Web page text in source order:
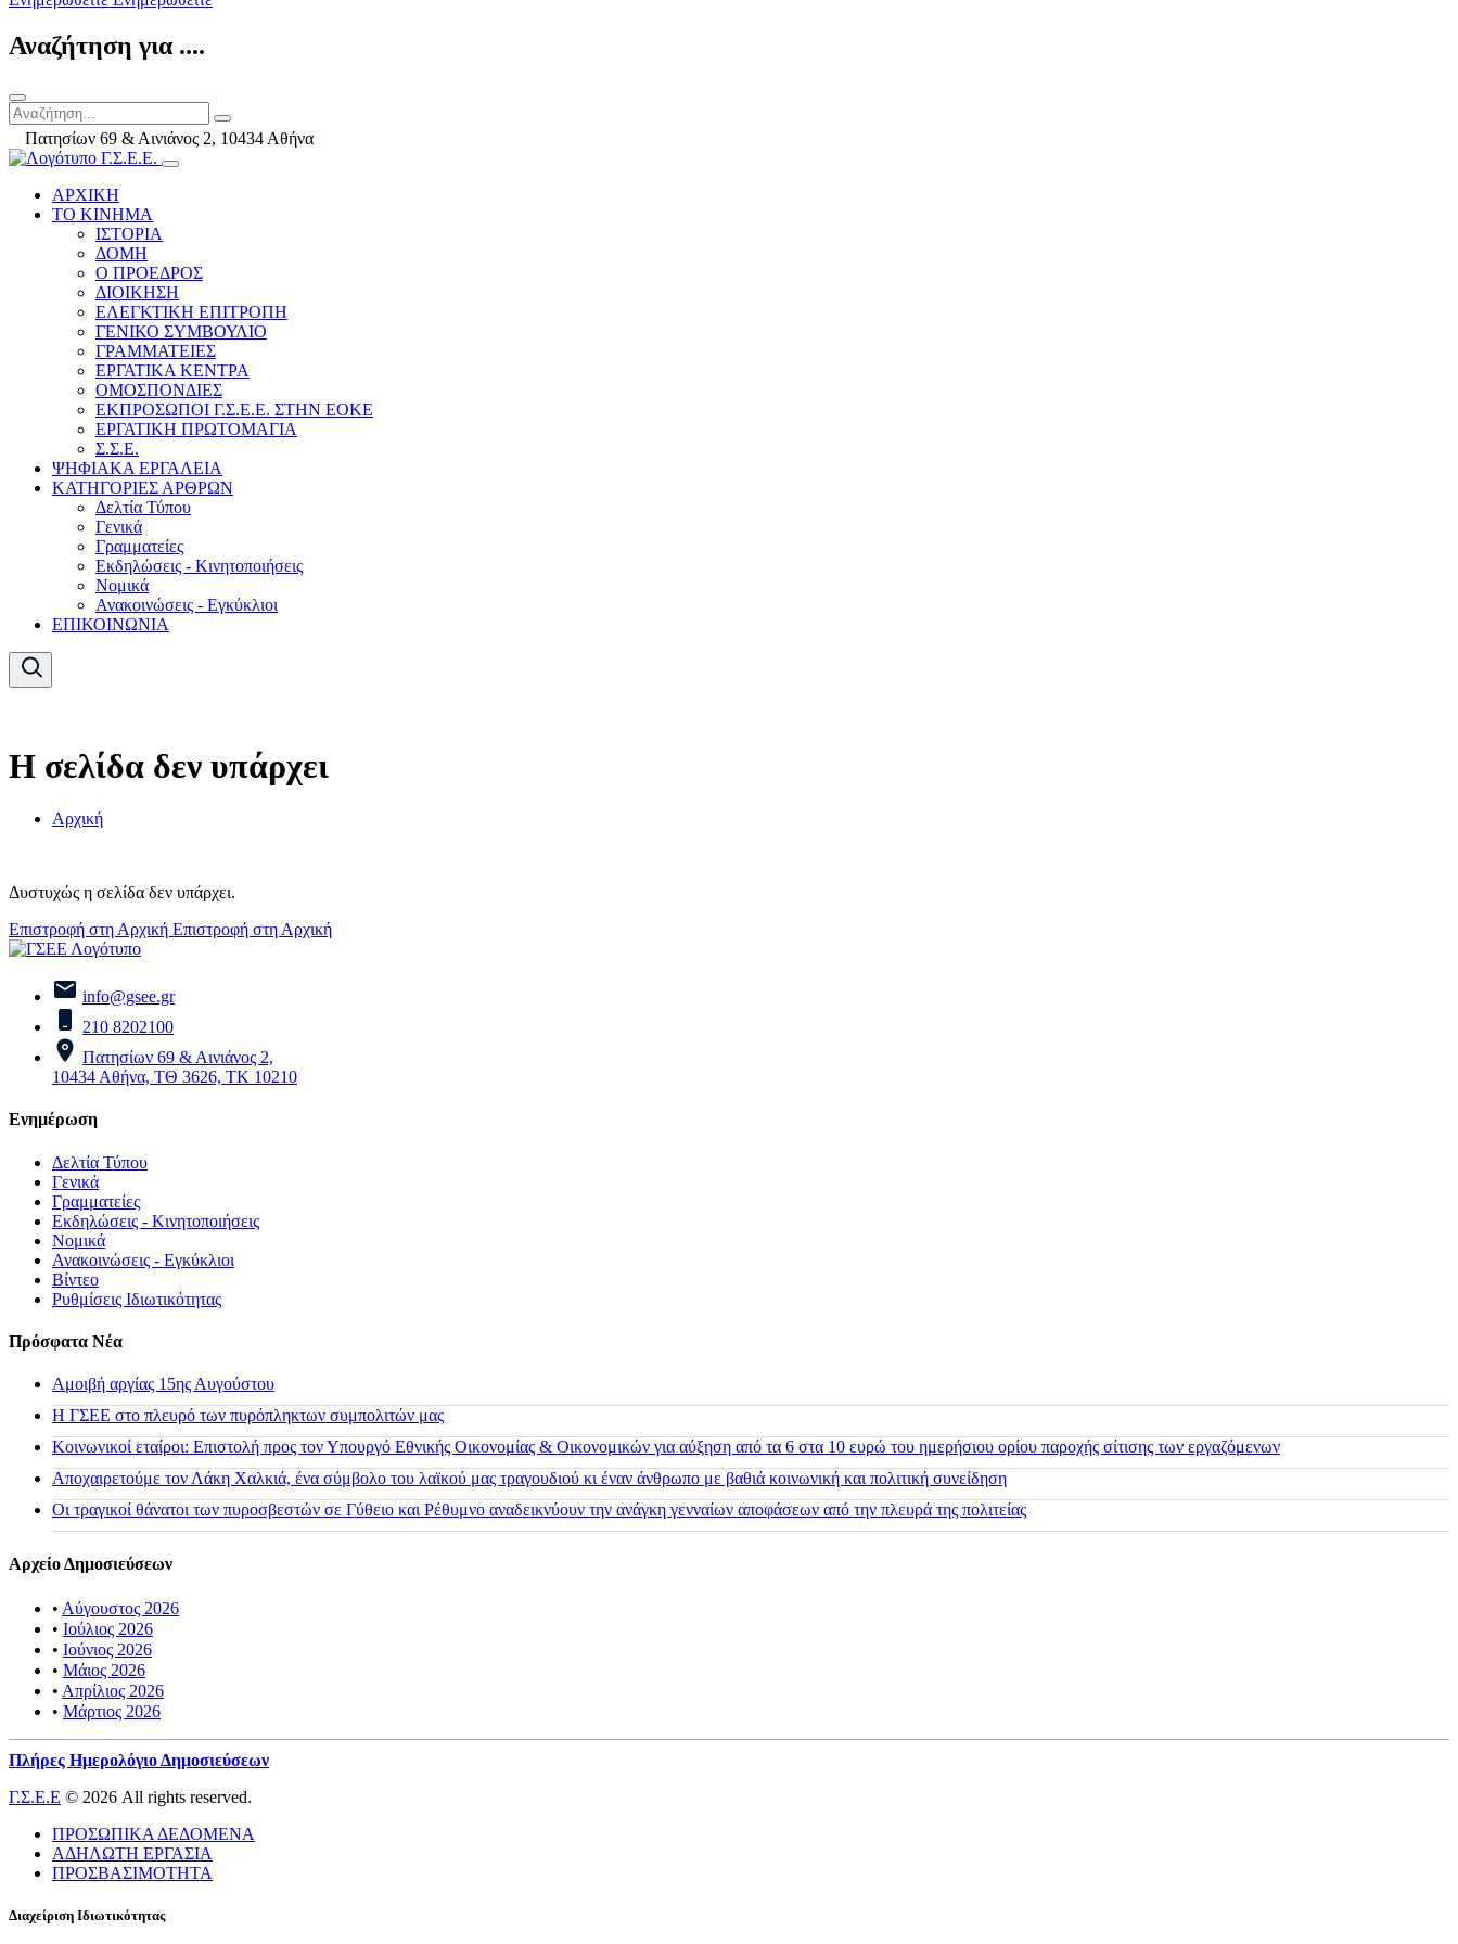
Αναζήτηση για ....
Πατησίων 69 & Αινιάνος 2, 10434 Αθήνα
ΑΡΧΙΚΗ
ΤΟ ΚΙΝΗΜΑ
ΙΣΤΟΡΙΑ
ΔΟΜΗ
Ο ΠΡΟΕΔΡΟΣ
ΔΙΟΙΚΗΣΗ
ΕΛΕΓΚΤΙΚΗ ΕΠΙΤΡΟΠΗ
ΓΕΝΙΚΟ ΣΥΜΒΟΥΛΙΟ
ΓΡΑΜΜΑΤΕΙΕΣ
ΕΡΓΑΤΙΚΑ ΚΕΝΤΡΑ
ΟΜΟΣΠΟΝΔΙΕΣ
ΕΚΠΡΟΣΩΠΟΙ Γ.Σ.Ε.Ε. ΣΤΗΝ ΕΟΚΕ
ΕΡΓΑΤΙΚΗ ΠΡΩΤΟΜΑΓΙΑ
Σ.Σ.Ε.
ΨΗΦΙΑΚΑ ΕΡΓΑΛΕΙΑ
ΚΑΤΗΓΟΡΙΕΣ ΑΡΘΡΩΝ
Δελτία Τύπου
Γενικά
Γραμματείες
Εκδηλώσεις - Κινητοποιήσεις
Νομικά
Ανακοινώσεις - Εγκύκλιοι
ΕΠΙΚΟΙΝΩΝΙΑ
Η σελίδα δεν υπάρχει
Αρχική
Δυστυχώς η σελίδα δεν υπάρχει.
Επιστροφή στη Αρχική Επιστροφή στη Αρχική
info@gsee.gr
210 8202100
Πατησίων 69 & Αινιάνος 2,
10434 Αθήνα, ΤΘ 3626, ΤΚ 10210
Ενημέρωση
Δελτία Τύπου
Γενικά
Γραμματείες
Εκδηλώσεις - Κινητοποιήσεις
Νομικά
Ανακοινώσεις - Εγκύκλιοι
Βίντεο
Ρυθμίσεις Ιδιωτικότητας
Πρόσφατα Νέα
Αμοιβή αργίας 15ης Αυγούστου
H ΓΣΕΕ στο πλευρό των πυρόπληκτων συμπολιτών μας
Κοινωνικοί εταίροι: Επιστολή προς τον Υπουργό Εθνικής Οικονομίας & Οικονομικών για αύξηση από τα 6 στα 10 ευρώ του ημερήσιου ορίου παροχής σίτισης των εργαζόμενων
Αποχαιρετούμε τον Λάκη Χαλκιά, ένα σύμβολο του λαϊκού μας τραγουδιού κι έναν άνθρωπο με βαθιά κοινωνική και πολιτική συνείδηση
Οι τραγικοί θάνατοι των πυροσβεστών σε Γύθειο και Ρέθυμνο αναδεικνύουν την ανάγκη γενναίων αποφάσεων από την πλευρά της πολιτείας
Αρχείο Δημοσιεύσεων
• Αύγουστος 2026
• Ιούλιος 2026
• Ιούνιος 2026
• Μάιος 2026
• Απρίλιος 2026
• Μάρτιος 2026
Πλήρες Ημερολόγιο Δημοσιεύσεων
Γ.Σ.Ε.Ε © 2026 All rights reserved.
ΠΡΟΣΩΠΙΚΑ ΔΕΔΟΜΕΝΑ
ΑΔΗΛΩΤΗ ΕΡΓΑΣΙΑ
ΠΡΟΣΒΑΣΙΜΟΤΗΤΑ
Διαχείριση Ιδιωτικότητας